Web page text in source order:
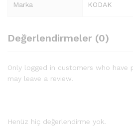
Marka KODAK
Değerlendirmeler (0)
Only logged in customers who have
may leave a review.
Henüz hiç değerlendirme yok.